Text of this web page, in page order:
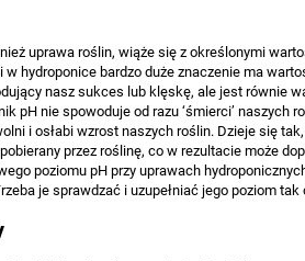
uprawa roślin, wiąże się z określonymi
hydroponice bardzo duże znaczenie ma
nasz sukces lub klęskę, ale jest równie
pH nie spowoduje od razu ‘śmierci’
i osłabi wzrost naszych roślin. Dzieje się
przez roślinę, co w rezultacie może
poziomu pH przy uprawach
je sprawdzać i uzupełniać jego poziom